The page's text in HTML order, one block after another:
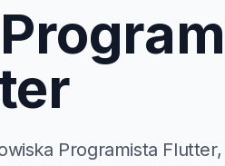
Programista